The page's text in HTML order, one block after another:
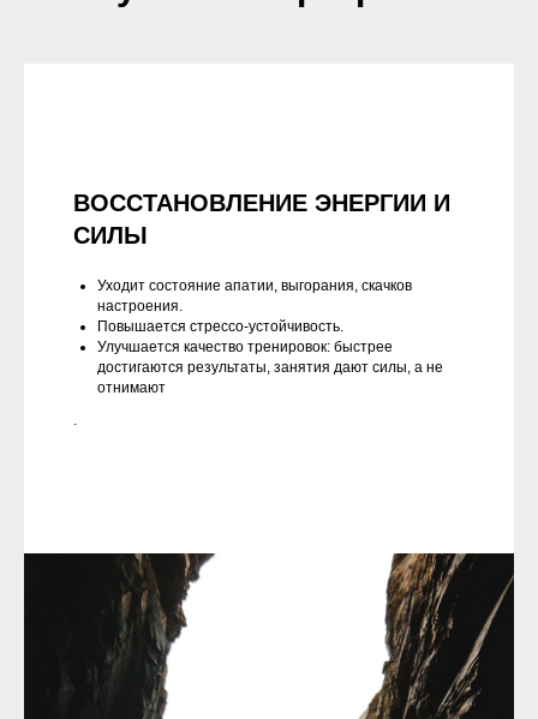
ВОССТАНОВЛЕНИЕ ЭНЕРГИИ И
СИЛЫ
Уходит состояние апатии, выгорания, скачков
настроения.
Повышается стрессо-устойчивость.
Улучшается качество тренировок: быстрее
достигаются результаты, занятия дают силы, а не
отнимают